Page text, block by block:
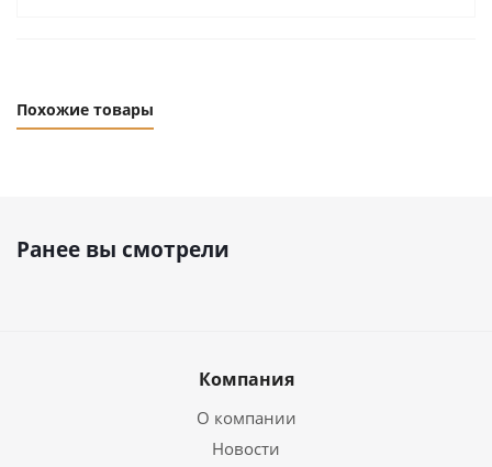
Похожие товары
Ранее вы смотрели
Компания
О компании
Новости